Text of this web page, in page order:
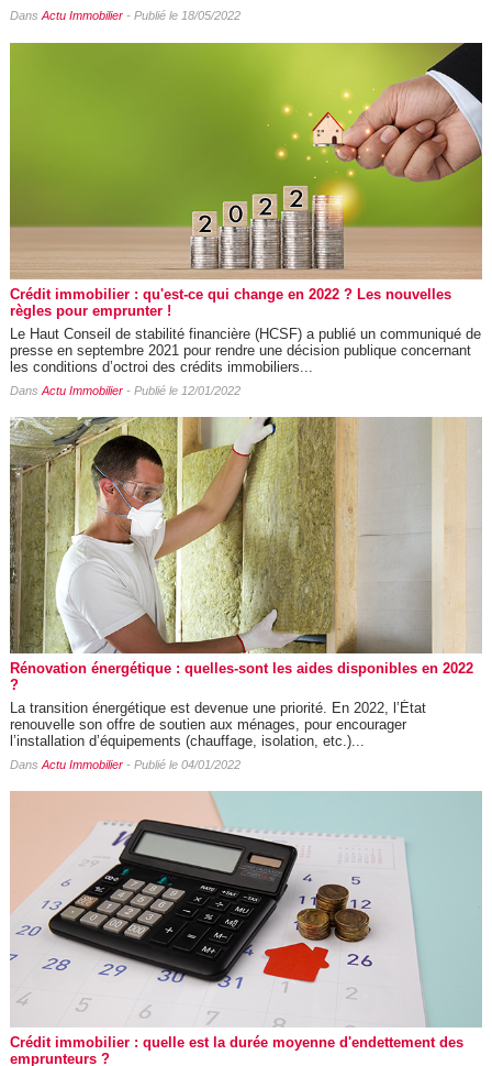
Dans Actu Immobilier- Publié le 18/05/2022
Crédit immobilier : qu'est-ce qui change en 2022 ? Les nouvelles
règles pour emprunter !
Le Haut Conseil de stabilité financière (HCSF) a publié un communiqué de
presse en septembre 2021 pour rendre une décision publique concernant
les conditions d’octroi des crédits immobiliers...
Dans Actu Immobilier- Publié le 12/01/2022
Rénovation énergétique : quelles-sont les aides disponibles en 2022
?
La transition énergétique est devenue une priorité. En 2022, l’État
renouvelle son offre de soutien aux ménages, pour encourager
l’installation d’équipements (chauffage, isolation, etc.)...
Dans Actu Immobilier- Publié le 04/01/2022
Crédit immobilier : quelle est la durée moyenne d'endettement des
emprunteurs ?